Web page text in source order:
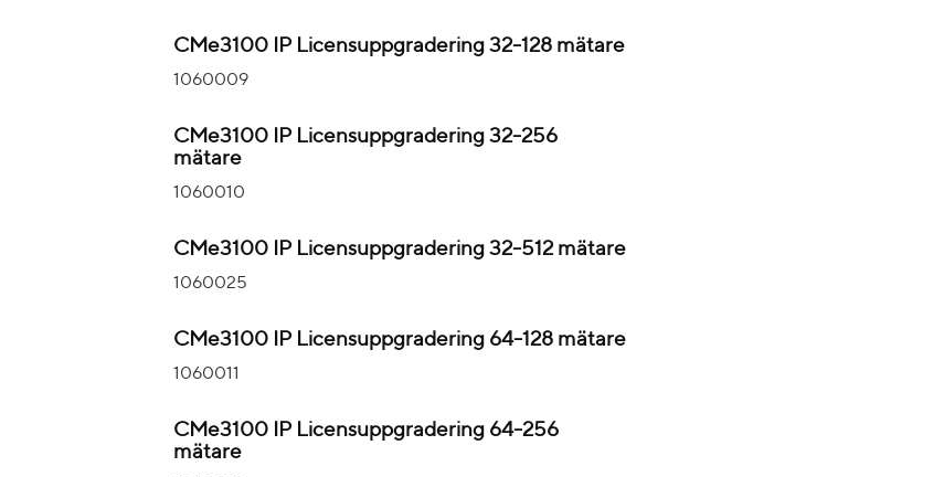
CMe3100 IP Licensuppgradering 32-128 mätare
1060009
CMe3100 IP Licensuppgradering 32-256
mätare
1060010
CMe3100 IP Licensuppgradering 32-512 mätare
1060025
CMe3100 IP Licensuppgradering 64-128 mätare
1060011
CMe3100 IP Licensuppgradering 64-256
mätare